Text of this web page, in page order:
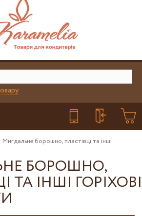
Мигдальне борошно, пластівці та інші
БОРОШНО,
ТА ІНШІ ГОРІХОВІ